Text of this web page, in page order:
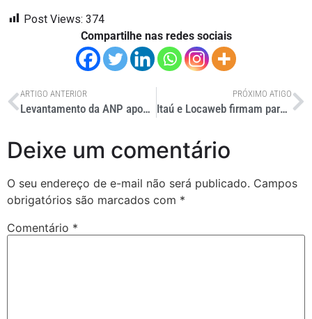
Post Views: 374
Compartilhe nas redes sociais
ARTIGO ANTERIOR
Levantamento da ANP aponta que diesel mais caro do país é o de Brasília
PRÓXIMO ATIGO
Itaú e Locaweb firmam parceria para incrementar comércio eletrônico
Deixe um comentário
O seu endereço de e-mail não será publicado. Campos
obrigatórios são marcados com *
Comentário *